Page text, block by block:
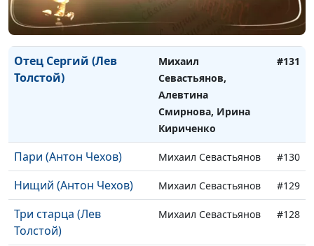
Пророкам (Алексей
Карабанов)
Михаил Севастьянов #132
Отец Сергий (Лев
Толстой)
Михаил
Севастьянов,
Алевтина
Смирнова, Ирина
Кириченко
#131
Пари (Антон Чехов) Михаил Севастьянов #130
Нищий (Антон Чехов) Михаил Севастьянов #129
Три старца (Лев
Толстой)
Михаил Севастьянов #128